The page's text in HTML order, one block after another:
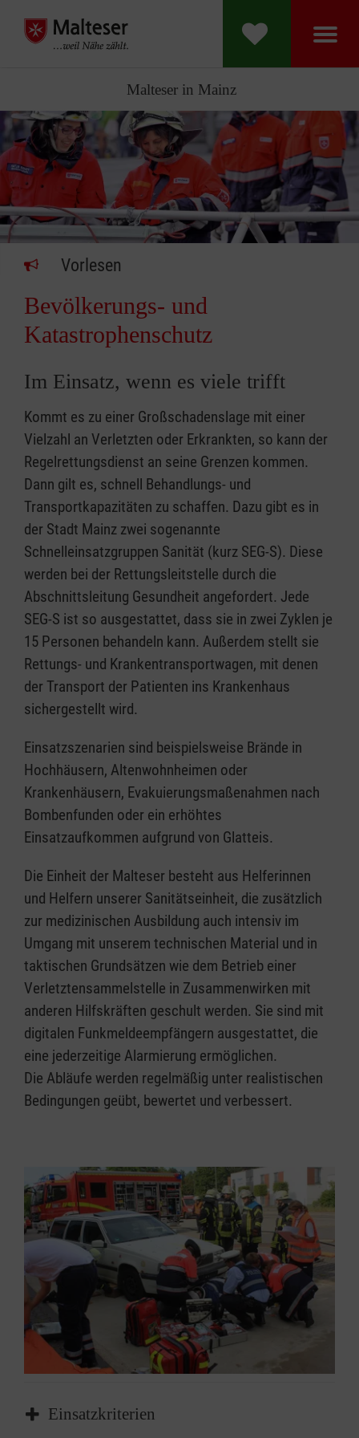
Malteser in Mainz
Vorlesen
Bevölkerungs- und
Katastrophenschutz
Im Einsatz, wenn es viele trifft
Kommt es zu einer Großschadenslage mit einer
Vielzahl an Verletzten oder Erkrankten, so kann der
Regelrettungsdienst an seine Grenzen kommen.
Dann gilt es, schnell Behandlungs- und
Transportkapazitäten zu schaffen. Dazu gibt es in
der Stadt Mainz zwei sogenannte
Schnelleinsatzgruppen Sanität (kurz SEG-S). Diese
werden bei der Rettungsleitstelle durch die
Abschnittsleitung Gesundheit angefordert. Jede
SEG-S ist so ausgestattet, dass sie in zwei Zyklen je
15 Personen behandeln kann. Außerdem stellt sie
Rettungs- und Krankentransportwagen, mit denen
der Transport der Patienten ins Krankenhaus
sichergestellt wird.
Einsatzszenarien sind beispielsweise Brände in
Hoch­häusern, Altenwohnheimen oder
Krankenhäusern, Evakuierungsmaßenahmen nach
Bombenfunden oder ein erhöhtes
Einsatzaufkommen aufgrund von Glatteis.
Die Einheit der Malteser besteht aus Helferinnen
und Helfern unserer Sanitätseinheit, die zusätzlich
zur medizinischen Ausbildung auch intensiv im
Umgang mit unserem technischen Material und in
taktischen Grundsätzen wie dem Betrieb einer
Verletztensammelstelle in Zusammenwirken mit
anderen Hilfskräften geschult werden. Sie sind mit
digitalen Funkmeldeempfängern ausgestattet, die
eine jederzeitige Alarmierung ermöglichen.
Die Abläufe werden regelmäßig unter realistischen
Bedingungen geübt, bewertet und verbessert.
Einsatzkriterien